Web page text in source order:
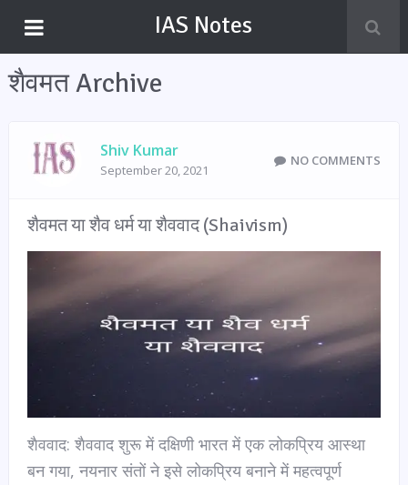
IAS Notes
शैवमत Archive
Shiv Kumar
September 20, 2021
NO COMMENTS
शैवमत या शैव धर्म या शैववाद (Shaivism)
शैववाद: शैववाद शुरू में दक्षिणी भारत में एक लोकप्रिय आस्था
बन गया, नयनार संतों ने इसे लोकप्रिय बनाने में महत्वपूर्ण